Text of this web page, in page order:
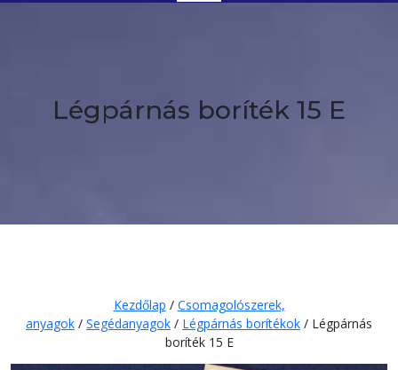
Button
Légpárnás boríték 15 E
Kezdőlap / Csomagolószerek,
anyagok / Segédanyagok / Légpárnás borítékok / Légpárnás
boríték 15 E